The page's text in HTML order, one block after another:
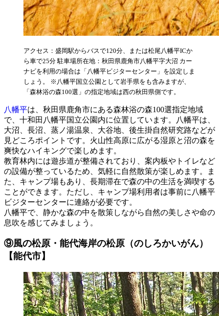
アクセス：盛岡駅からバスで120分、または松尾八幡平ICか
ら車で25分 駐車場所在地：秋田県鹿角市八幡平字大沼 カー
ナビを利用の場合は「八幡平ビジターセンター」を設定しま
しょう。 ※八幡平国立公園として岩手県をも含みますが、
「森林浴の森100選」の指定地域は西の秋田県側です。
八幡平は、秋田県鹿角市にある森林浴の森100選指定地域
で、十和田八幡平国立公園内に位置しています。八幡平は、
大沼、長沼、蒸ノ湯温泉、大谷地、後生掛自然研究路などが
見どころポイントです。火山性高原に広がる湿原と沼の森を
爽快なハイキングで楽しめます。
教育林内には遊歩道が整備されており、案内板やトイレなど
の設備が整っているため、気軽に自然散策が楽しめます。ま
た、キャンプ場もあり、長期滞在で森の中の生活を満喫する
ことができます。ただし、キャンプ場利用者は事前に八幡平
ビジターセンターに連絡が必要です。
八幡平で、静かな森の中を散策しながら自然の美しさや命の
息吹を感じてみましょう。
⑨風の松原・能代海岸の松原（のしろかいがん）
【能代市】